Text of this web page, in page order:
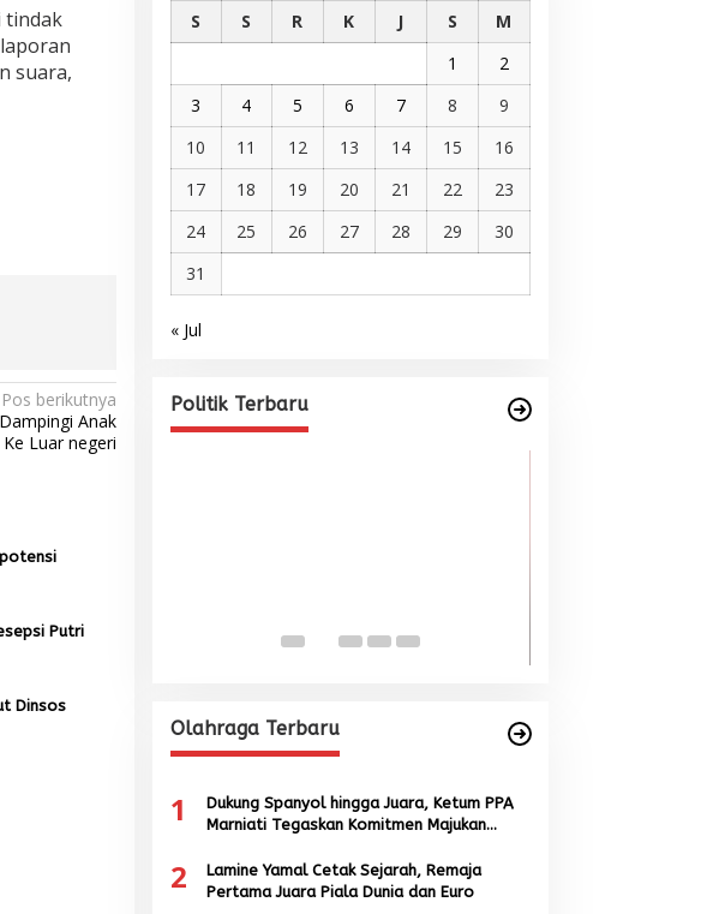
tindak
suara,
Pos berikutnya
Anak
Luar negeri
Putri
Dinsos
S
S R K J S
M
1
2
3
4 5 6 7 8
9
10
11 12 13 14 15
16
17
18 19 20 21 22
23
24
25 26 27 28 29
30
31
« Jul
Politik Terbaru
2026
Internasional dari Spanyol dan
Malaysia
Di BERITA, POLITIK
Olahraga Terbaru
1
Dukung Spanyol hingga Juara, Ketum PPA
Marniati Tegaskan Komitmen Majukan
2
Lamine Yamal Cetak Sejarah, Remaja
Pertama Juara Piala Dunia dan Euro